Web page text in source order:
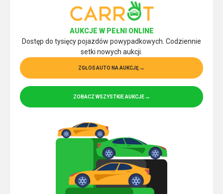
AUKCJE W PEŁNI ONLINE
Dostęp do tysięcy pojazdów powypadkowych. Codziennie
setki nowych aukcji.
ZGŁOŚ AUTO NA AUKCJĘ
ZOBACZ WSZYSTKIE AUKCJE